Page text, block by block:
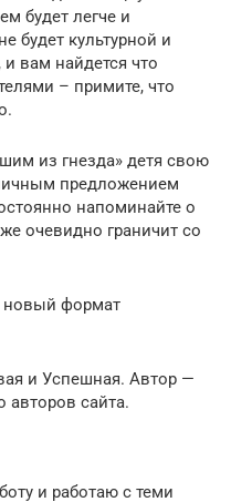
будет легче и
будет культурной и
вам найдется что
– примите, что
из гнезда» детя свою
предложением
напоминайте о
очевидно граничит со
новый формат
и Успешная. Автор —
авторов сайта.
и работаю с теми